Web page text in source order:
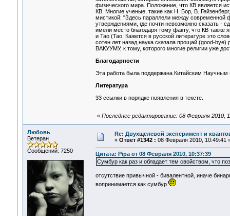
физического мира. Положение, что КВ является
КВ. Многие ученые, такие как Н. Бор, В.
мистикой: "Здесь параллели между современной
утверждениями, где почти невозможно сказать -
имели место благодаря тому факту, что КВ также
и Тао (Tao. Кажется в русской литературе это
сотен лет назад наука сказала прощай (good-
ВАКУУМУ, к тому, которого многие религии уже
Благодарности
Эта работа была поддержана Китайским
Литература
33 ссылки в порядке появления в тексте.
« Последнее редактирование: 08 Февраля 2010,
Любовь
Ветеран
Сообщений: 7250
Re: Двухщелевой эксперимент и
« Ответ #1342 : 08 Февраля 2010, 10:49:41
Цитата: Pipa от 08 Февраля 2010, 10:37:39
Сумбур как раз и обладает тем свойством, что
отсутствие привычной - бивалентной, иначе
вопринимается как сумбур